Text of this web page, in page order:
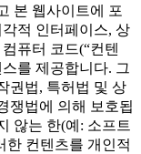
본 웹사이트에 포
적 인터페이스, 상
퓨터 코드(“컨텐
를 제공합니다. 그
권법, 특허법 및 상
쟁법에 의해 보호됩
않는 한(예: 소프트
한 컨텐츠를 개인적